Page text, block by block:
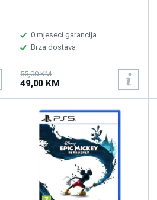
0 mjeseci garancija
Brza dostava
55,00 KM
49,00 KM